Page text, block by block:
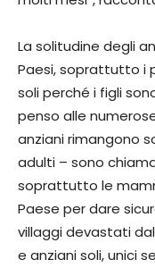
La solitudine degli
Paesi, soprattutto i
soli perché i figli
penso alle
anziani rimangono
adulti – sono
soprattutto le
Paese per dare
villaggi devastati
e anziani soli, unici